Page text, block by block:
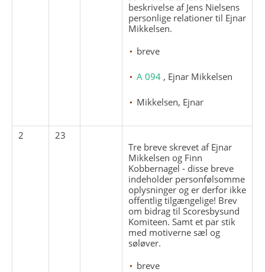
beskrivelse af Jens Nielsens
personlige relationer til Ejnar
Mikkelsen.
breve
A 094 , Ejnar Mikkelsen
Mikkelsen, Ejnar
2
23
Tre breve skrevet af Ejnar
Mikkelsen og Finn
Kobbernagel - disse breve
indeholder personfølsomme
oplysninger og er derfor ikke
offentlig tilgængelige! Brev
om bidrag til Scoresbysund
Komiteen. Samt et par stik
med motiverne sæl og
søløver.
breve